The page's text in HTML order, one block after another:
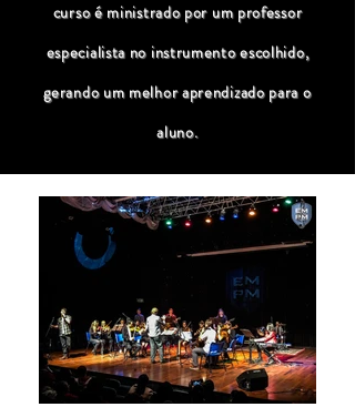
curso é ministrado por um professor
especialista no instrumento escolhido,
gerando um melhor aprendizado para o
aluno.